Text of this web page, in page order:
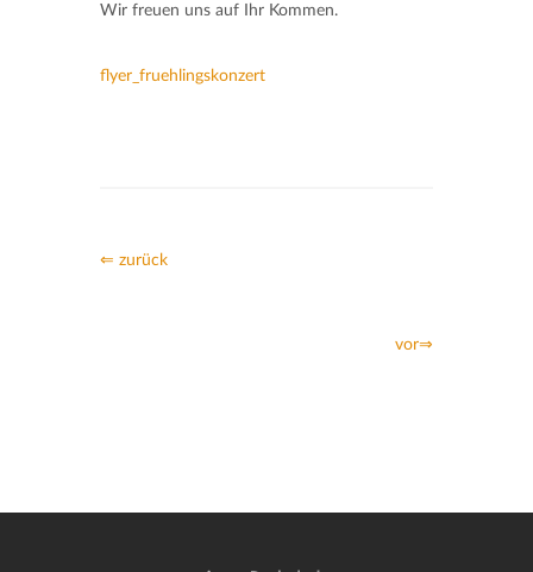
Wir freuen uns auf Ihr Kommen.
flyer_fruehlingskonzert
⇐ zurück
vor⇒